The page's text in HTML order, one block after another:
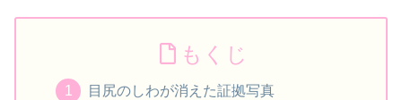
もくじ
目尻のしわが消えた証拠写真